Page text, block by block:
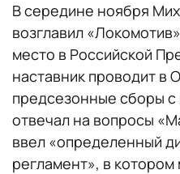
В середине ноября
возглавил
место в Российской
наставник проводит в
предсезонные сборы с
отвечал на вопросы
ввел «определенный
регламент», в